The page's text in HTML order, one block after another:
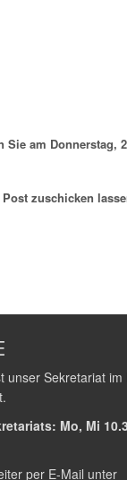
am Donnerstag,
zuschicken
unser Sekretariat im
Mo, Mi
per E-Mail unter